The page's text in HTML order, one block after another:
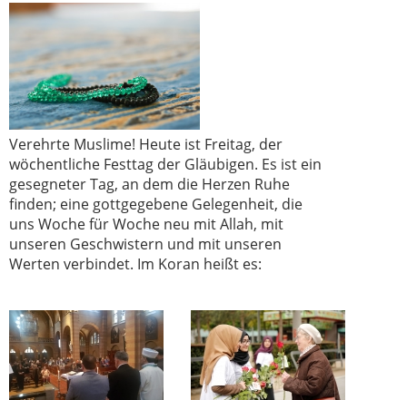
Verehrte Muslime! Heute ist Freitag, der
wöchentliche Festtag der Gläubigen. Es ist ein
gesegneter Tag, an dem die Herzen Ruhe
finden; eine gottgegebene Gelegenheit, die
uns Woche für Woche neu mit Allah, mit
unseren Geschwistern und mit unseren
Werten verbindet. Im Koran heißt es: